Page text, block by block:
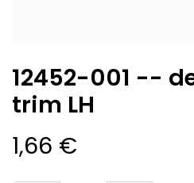
12452-001 --
trim LH
1,66 €